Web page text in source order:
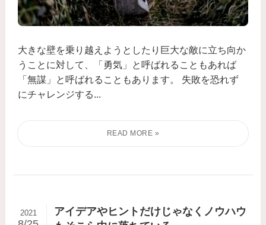
大きな壁を乗り越えようとしたり巨大な敵に立ち向か
うことに対して、「勇気」と呼ばれることもあれば
「無謀」と呼ばれることもあります。 失敗を恐れず
にチャレンジする...
アイデアやヒントだけじゃなくノウハウ
2021